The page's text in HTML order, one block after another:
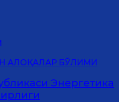
АЛОҚАЛАР БЎЛИМИ
Энергетика